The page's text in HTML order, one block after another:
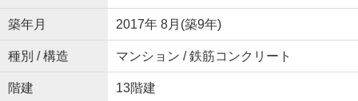
築年月 2017年 8月(築9年)
種別 / 構造 マンション / 鉄筋コンクリート
階建 13階建